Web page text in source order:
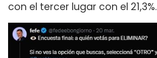
con el tercer lugar con el 21,3%.